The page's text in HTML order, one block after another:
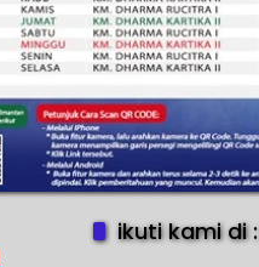
ikuti kami di :